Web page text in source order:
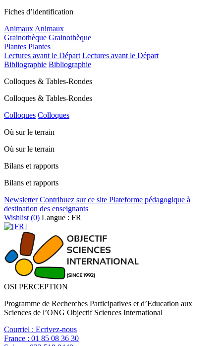
Fiches d’identification
AnimauxAnimaux
Grainothèque Grainothèque
Plantes Plantes
Lectures avant le Départ Lectures avant le Départ
Bibliographie Bibliographie
Colloques & Tables-Rondes
Colloques & Tables-Rondes
Colloques Colloques
Où sur le terrain
Où sur le terrain
Bilans et rapports
Bilans et rapports
NewsletterContribuez sur ce site Plateforme pédagogique à
destination des enseignants
Wishlist (0) Langue : FR
OSI PERCEPTION
Programme de Recherches Participatives et d’Education aux
Sciences de l’ONG Objectif Sciences International
Courriel : Ecrivez-nous
France : 01 85 08 36 30